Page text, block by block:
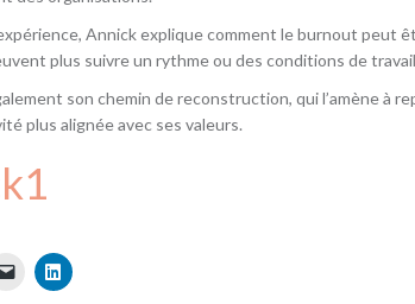
Annick explique comment le burnout peut
plus suivre un rythme ou des conditions de
son chemin de reconstruction, qui l’amène à
plus alignée avec ses valeurs.